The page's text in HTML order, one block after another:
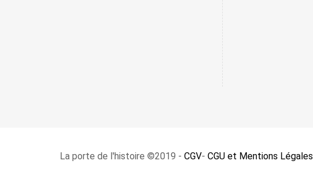
La porte de l'histoire ©2019 - CGV- CGU et Mentions Légales